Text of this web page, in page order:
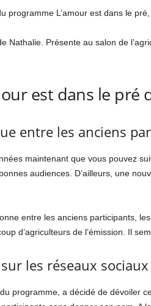
programme L’amour est dans le
Nathalie. Présente au salon de
est dans le pré
entre les anciens
maintenant que vous pouvez
audiences. D’ailleurs, une
entre les anciens participants,
d’agriculteurs de l’émission. Il
les réseaux
programme, a décidé de dévoiler